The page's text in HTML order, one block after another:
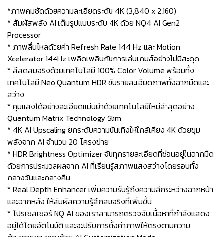
*ภาพคมชัดด้วยความละเอียดระดับ 4K (3,840 x 2,160)
* สัมผัสพลัง AI เต็มรูปแบบระดับ 4K ด้วย NQ4 AI Gen2
Processor
* ภาพลื่นไหลด้วยค่า Refresh Rate 144 Hz และ Motion
Xcelerator 144Hz เพลิดเพลินกับการเล่นเกมส์อย่างไม่มีสะดุด
* สีสดสมจริงด้วยเทคโนโลยี 100% Color Volume พร้อมทั้ง
เทคโนโลยี Neo Quantum HDR ขับรายละเอียดภาพทั้งฉากมืดและ
สว่าง
* คุมแสงได้อย่างละเอียดแม่นยำด้วยเทคโนโลยีใหม่ล่าสุดอย่าง
Quantum Matrix Technology Slim
* 4K AI Upscaling ยกระดับความบันเทิงให้ใกล้เคียง 4K ด้วยขุม
พลังจาก AI จำนวน 20 โครงข่าย
* HDR Brightness Optimizer จับทุกรายละเอียดที่ซ่อนอยู่ในฉากมืด
ด้วยการประมวลผลจาก AI ที่เรียนรู้สภาพแสงสว่างโดยรอบทั้ง
กลางวันและกลางคืน
* Real Depth Enhancer เพิ่มความรับรู้ถึงความลึกระหว่างฉากหน้า
และฉากหลัง ให้สัมผัสความรู้สึกสมจริงที่เพิ่มขึ้น
* โปรเซสเซอร์ NQ AI ของเราสามารถตรวจจับเนื้อหาที่กำลังแสดง
อยู่ได้โดยอัตโนมัติ และจะปรับการตั้งค่าภาพให้ตรงตามความ